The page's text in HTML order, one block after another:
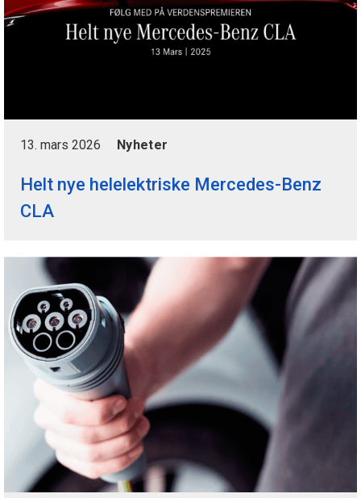
13. mars 2026 Nyheter
Helt nye helelektriske Mercedes-Benz
CLA